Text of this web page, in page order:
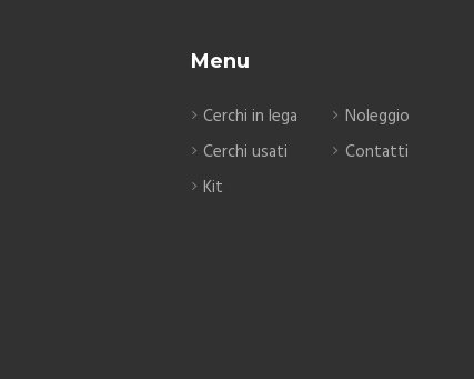
Menu
Cerchi in lega
Cerchi usati
Kit
Noleggio
Contatti